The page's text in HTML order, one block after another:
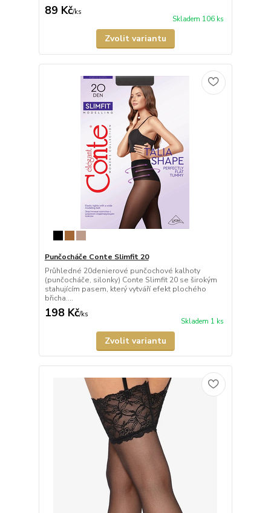
89 Kč/ks
Skladem 106 ks
Zvolit variantu
Punčocháče Conte Slimfit 20
Průhledné 20denierové punčochové kalhoty
(punčocháče, silonky) Conte Slimfit 20 se širokým
stahujícím pasem, který vytváří efekt plochého
břicha....
198 Kč/ks
Skladem 1 ks
Zvolit variantu